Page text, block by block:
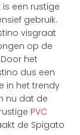
een rustige
gebruik.
visgraat
op de
het
dus een
in het trendy
nu dat de
PVC
de Spigato